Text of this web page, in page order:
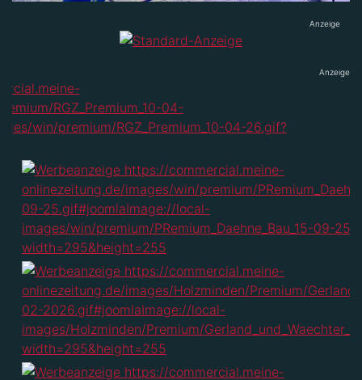
Anzeige
Anzeige